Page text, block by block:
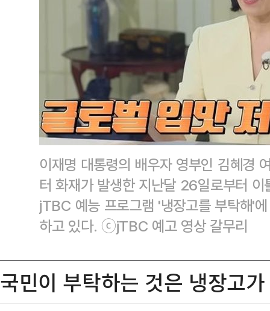
이재명 대통령의 배우자 영부인 김혜경
터 화재가 발생한 지난달 26일로부터
jTBC 예능 프로그램 '냉장고를 부탁해'
하고 있다. ⓒjTBC 예고 영상 갈무리
국민이 부탁하는 것은 냉장고